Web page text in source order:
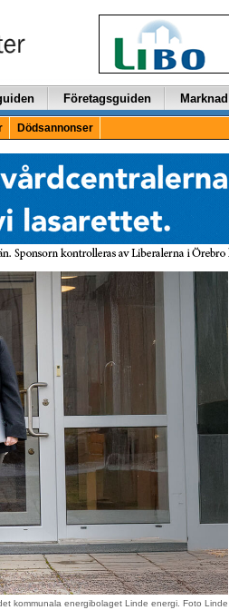
Företagsguiden Marknad
Dödsannonser
kommunala energibolaget Linde energi. Foto Linde